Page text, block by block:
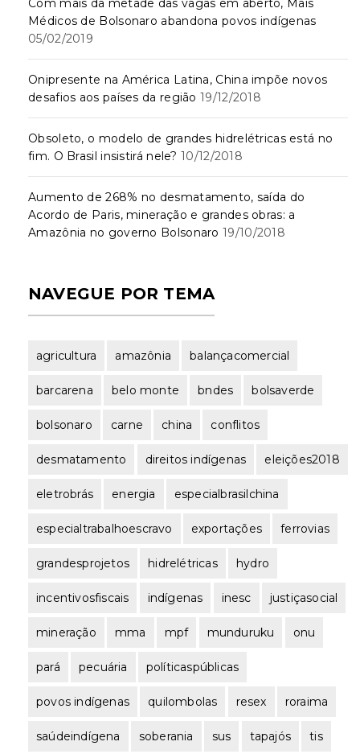
Médicos de Bolsonaro abandona povos indígenas
05/02/2019
Onipresente na América Latina, China impõe novos
desafios aos países da região 19/12/2018
Obsoleto, o modelo de grandes hidrelétricas está no
fim. O Brasil insistirá nele? 10/12/2018
Aumento de 268% no desmatamento, saída do
Acordo de Paris, mineração e grandes obras: a
Amazônia no governo Bolsonaro 19/10/2018
NAVEGUE POR TEMA
agricultura amazônia balançacomercial
barcarena belo monte bndes bolsaverde
bolsonaro carne china conflitos
desmatamento direitos indígenas eleições2018
eletrobrás energia especialbrasilchina
especialtrabalhoescravo exportações ferrovias
grandesprojetos hidrelétricas hydro
incentivosfiscais indígenas inesc justiçasocial
mineração mma mpf munduruku onu
pará pecuária políticaspúblicas
povos indígenas quilombolas resex roraima
saúdeindígena soberania sus tapajós tis